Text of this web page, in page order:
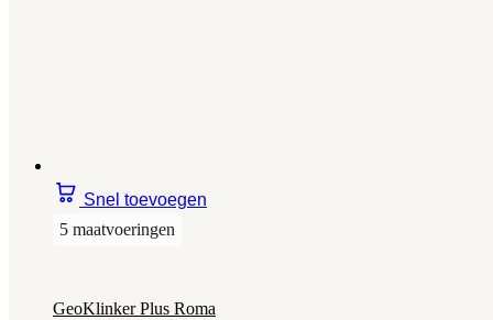
Snel toevoegen
5 maatvoeringen
GeoKlinker Plus Roma